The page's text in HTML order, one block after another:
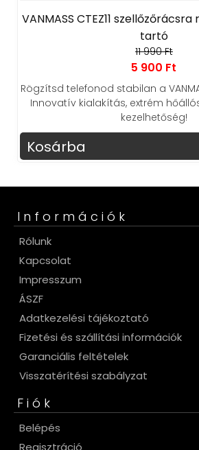
VANMASS CTEZ11
tartó
11 990 Ft
5 900 Ft
Rögzítsd telefonod stabilan a
Innovatív kialakítás, extrém
kezelhetőség!
Kosárba
Információk
Rólunk
Kapcsolat
Impresszum
ÁSZF
Adatkezelési tájékoztató
Fizetési és szállítási információk
Garanciális feltételek
Visszatérítési szabályzat
Fiók
Belépés